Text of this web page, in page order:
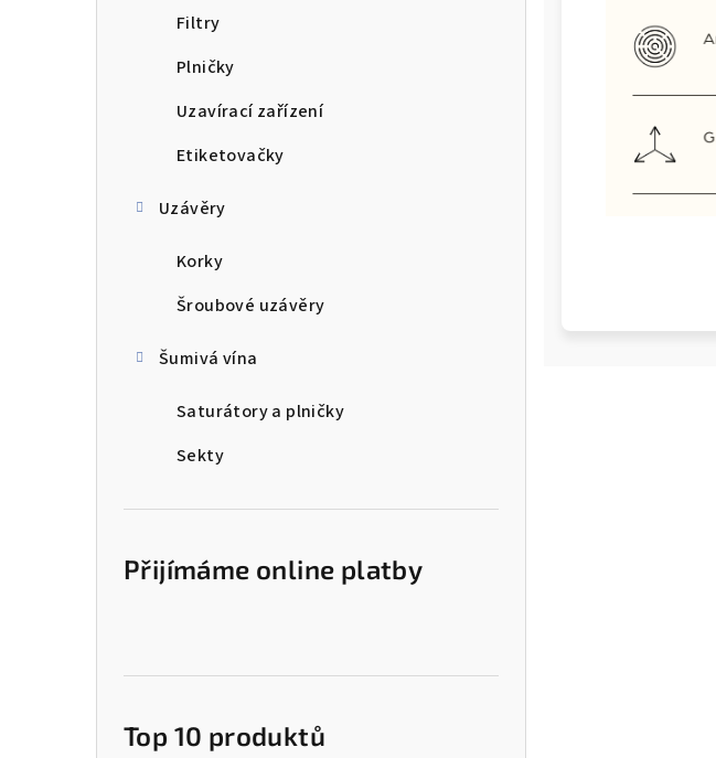
Filtry
Plničky
Uzavírací zařízení
Etiketovačky
Uzávěry
Korky
Šroubové uzávěry
Šumivá vína
Saturátory a plničky
Sekty
Přijímáme online platby
Top 10 produktů